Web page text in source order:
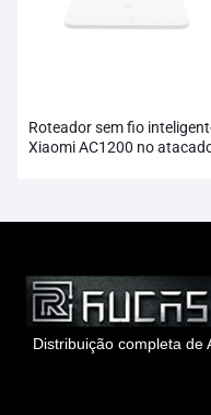
Roteador sem fio
Xiaomi AC1200 no
Distribuição completa de